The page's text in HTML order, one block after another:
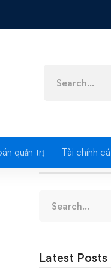
for:
quản trị Tài chính
for:
Latest Posts